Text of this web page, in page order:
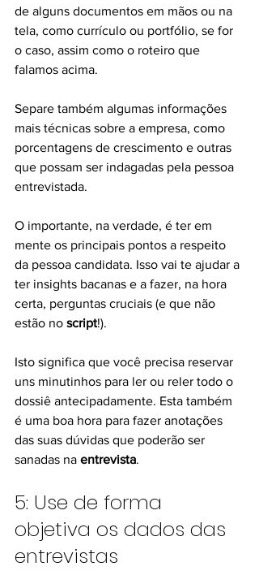
de alguns documentos em mãos ou na
tela, como currículo ou portfólio, se for
o caso, assim como o roteiro que
falamos acima.
Separe também algumas informações
mais técnicas sobre a empresa, como
porcentagens de crescimento e outras
que possam ser indagadas pela pessoa
entrevistada.
O importante, na verdade, é ter em
mente os principais pontos a respeito
da pessoa candidata. Isso vai te ajudar a
ter insights bacanas e a fazer, na hora
certa, perguntas cruciais (e que não
estão no script!).
Isto significa que você precisa reservar
uns minutinhos para ler ou reler todo o
dossiê antecipadamente. Esta também
é uma boa hora para fazer anotações
das suas dúvidas que poderão ser
sanadas na entrevista.
5: Use de forma
objetiva os dados das
entrevistas